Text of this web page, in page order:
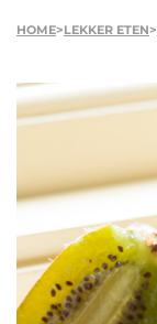
HOME>LEKKER ETEN>